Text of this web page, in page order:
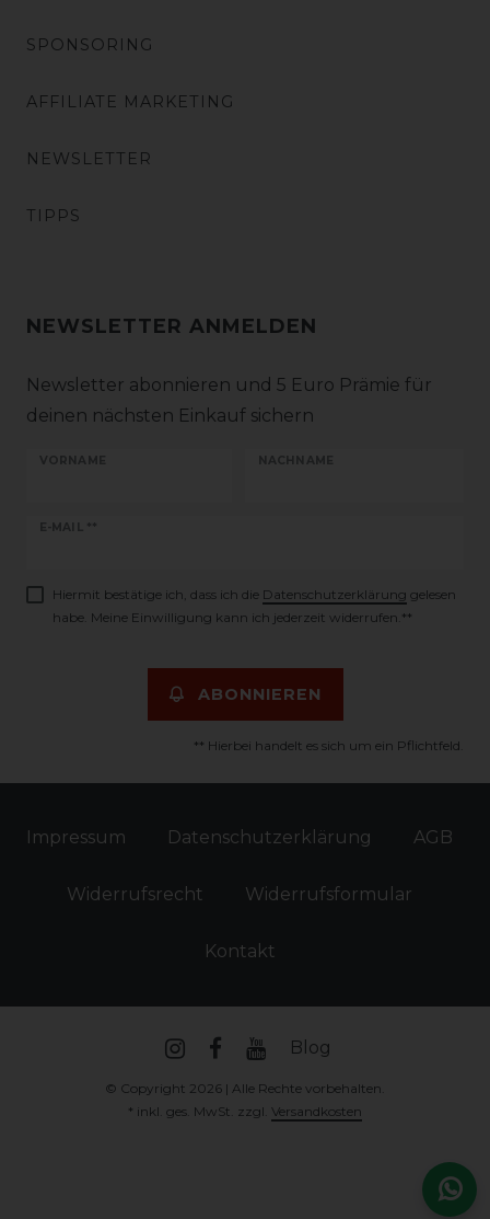
SPONSORING
AFFILIATE MARKETING
NEWSLETTER
TIPPS
NEWSLETTER ANMELDEN
Newsletter abonnieren und 5 Euro Prämie für
deinen nächsten Einkauf sichern
VORNAME NACHNAME
E-MAIL **
Newsletter
Hiermit bestätige ich, dass ich die Daten­schutz­erklärung gelesen
habe. Meine Einwilligung kann ich jederzeit widerrufen.**
ABONNIEREN
** Hierbei handelt es sich um ein Pflichtfeld.
Impressum Daten­schutz­erklärung AGB
Widerrufs­recht Widerrufs­formular
Kontakt
Blog
© Copyright 2026 | Alle Rechte vorbehalten.
* inkl. ges. MwSt. zzgl. Versandkosten